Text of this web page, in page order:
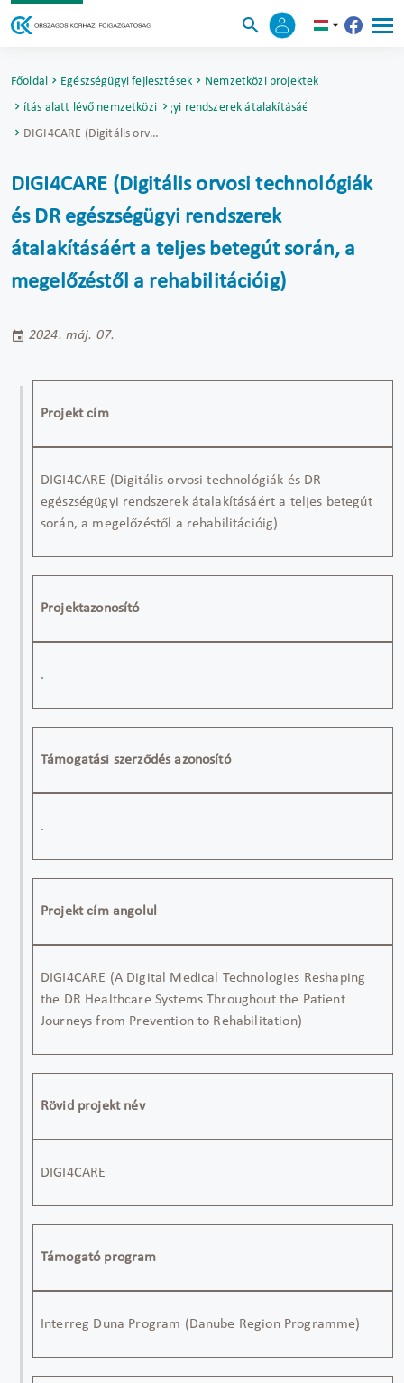
Főoldal Egészségügyi fejlesztések
Nemzetközi projektek
alatt lévő nemzetközi projektek
technológiák és DR egészségügyi rendszerek átalakításáért a teljes
DIGI4CARE (Digitális orvosi technológiák és DR egészségügyi rendszerek átalakításáért a teljes betegút során, a megelőzéstől a rehabilitációig)
DIGI4CARE (Digitális orvosi technológiák
és DR egészségügyi rendszerek
átalakításáért a teljes betegút során, a
megelőzéstől a rehabilitációig)
2024. máj. 07.
Projekt cím
DIGI4CARE (Digitális orvosi technológiák és DR
egészségügyi rendszerek átalakításáért a teljes betegút
során, a megelőzéstől a rehabilitációig)
Projektazonosító
.
Támogatási szerződés azonosító
.
Projekt cím angolul
DIGI4CARE (A Digital Medical Technologies Reshaping
the DR Healthcare Systems Throughout the Patient
Journeys from Prevention to Rehabilitation)
Rövid projekt név
DIGI4CARE
Támogató program
Interreg Duna Program (Danube Region Programme)